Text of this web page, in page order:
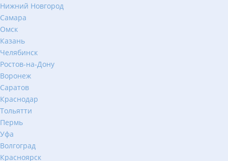
Нижний Новгород
Самара
Омск
Казань
Челябинск
Ростов-на-Дону
Воронеж
Саратов
Краснодар
Тольятти
Пермь
Уфа
Волгоград
Красноярск